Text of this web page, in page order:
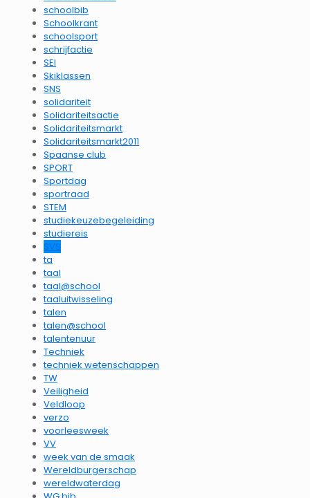
schoolbib
Schoolkrant
schoolsport
schrijfactie
SEI
Skiklassen
SNS
solidariteit
Solidariteitsactie
Solidariteitsmarkt
Solidariteitsmarkt2011
Spaanse club
SPORT
Sportdag
sportraad
STEM
studiekeuzebegeleiding
studiereis
SVS
ta
taal
taal@school
taaluitwisseling
talen
talen@school
talentenuur
Techniek
techniek wetenschappen
TW
Veiligheid
Veldloop
verzo
voorleesweek
VV
week van de smaak
Wereldburgerschap
wereldwaterdag